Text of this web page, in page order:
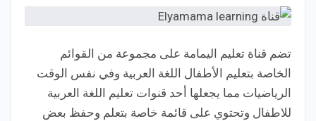
تضم قناة تعليم اليمامة على مجموعة من القوائم
الخاصة بتعليم الأطفال اللغة العربية وفي نفس الوقت
الرياضيات مما يجعلها أحد قنوات تعليم اللغة العربية
للاطفال وتحتوي على قائمة خاصة بتعلم وحفظ بعض